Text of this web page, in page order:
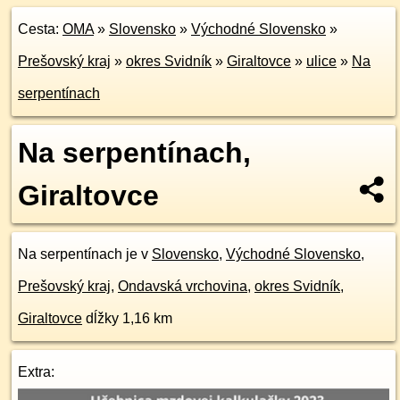
Cesta: OMA» Slovensko » Východné Slovensko »
Prešovský kraj » okres Svidník » Giraltovce » ulice » Na
serpentínach
Na serpentínach,
Giraltovce
Na serpentínach je v Slovensko, Východné Slovensko,
Prešovský kraj, Ondavská vrchovina, okres Svidník,
Giraltovce dĺžky 1,16 km
Extra: